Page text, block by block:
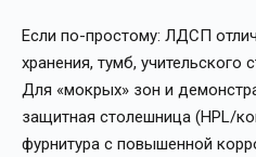
Если по-простому: ЛДСП
хранения, тумб, учительского
Для «мокрых» зон и
защитная столешница (HPL/
фурнитура с повышенной